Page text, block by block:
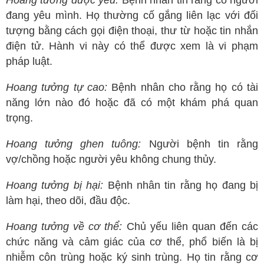
đang yêu mình. Họ thường cố gắng liên lạc với đối
tượng bằng cách gọi điện thoại, thư từ hoặc tin nhắn
điện tử. Hành vi này có thể được xem là vi phạm
pháp luật.
Hoang tưởng tự cao: Bệnh nhân cho rằng họ có tài
năng lớn nào đó hoặc đã có một khám phá quan
trọng.
Hoang tưởng ghen tuông: Người bệnh tin rằng
vợ/chồng hoặc người yêu không chung thủy.
Hoang tưởng bị hại: Bệnh nhân tin rằng họ đang bị
làm hại, theo dõi, đầu độc.
Hoang tưởng về cơ thể: Chủ yếu liên quan đến các
chức năng và cảm giác của cơ thể, phổ biến là bị
nhiễm côn trùng hoặc ký sinh trùng. Họ tin rằng cơ